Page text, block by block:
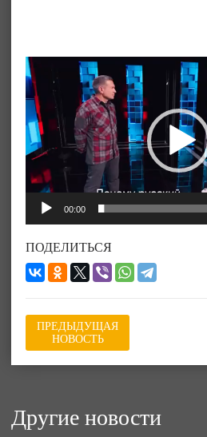
Видеоплеер
00:00
ПОДЕЛИТЬСЯ
ПРЕДЫДУЩАЯ
НОВОСТЬ
Другие новости